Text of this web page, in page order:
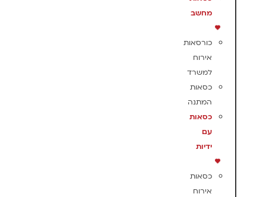
מחשב
כורסאות
אירוח
למשרד
כסאות
המתנה
כסאות
עם
ידיות
כסאות
אירוח